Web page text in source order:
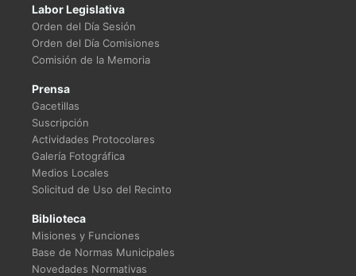
Labor Legislativa
Orden del Día Sesión
Orden del Día Comisiones
Comisión de la Memoria
Prensa
Gacetillas
Suscripción
Actividades Protocolares
Galería Fotográfica
Medios Locales
Solicitud de Uso del Recinto
Biblioteca
Misiones y Funciones
Base de Normas Municipales
Novedades Normativas